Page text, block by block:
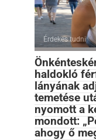
Érdekes tudni
haldokló
lányának
temetése
nyomott a
mondott:
ahogy ő